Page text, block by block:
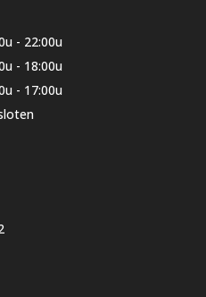
- 22:00u
- 18:00u
- 17:00u